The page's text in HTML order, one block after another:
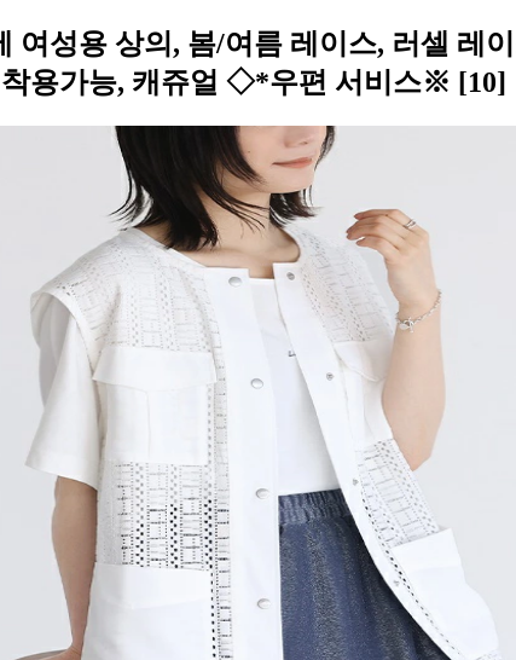
여성용 상의, 봄/여름 레이스, 러셀 레
착용가능, 캐쥬얼 ◇*우편 서비스※ [10]